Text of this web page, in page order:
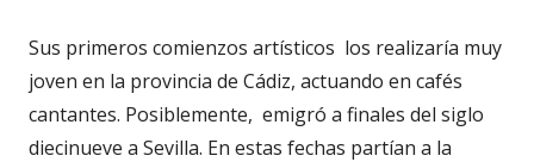
Sus primeros comienzos artísticos los realizaría muy
joven en la provincia de Cádiz, actuando en cafés
cantantes. Posiblemente, emigró a finales del siglo
diecinueve a Sevilla. En estas fechas partían a la